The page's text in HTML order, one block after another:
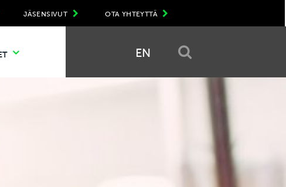
OTA YHTEYTTÄ
JÄSENSIVUT
EN